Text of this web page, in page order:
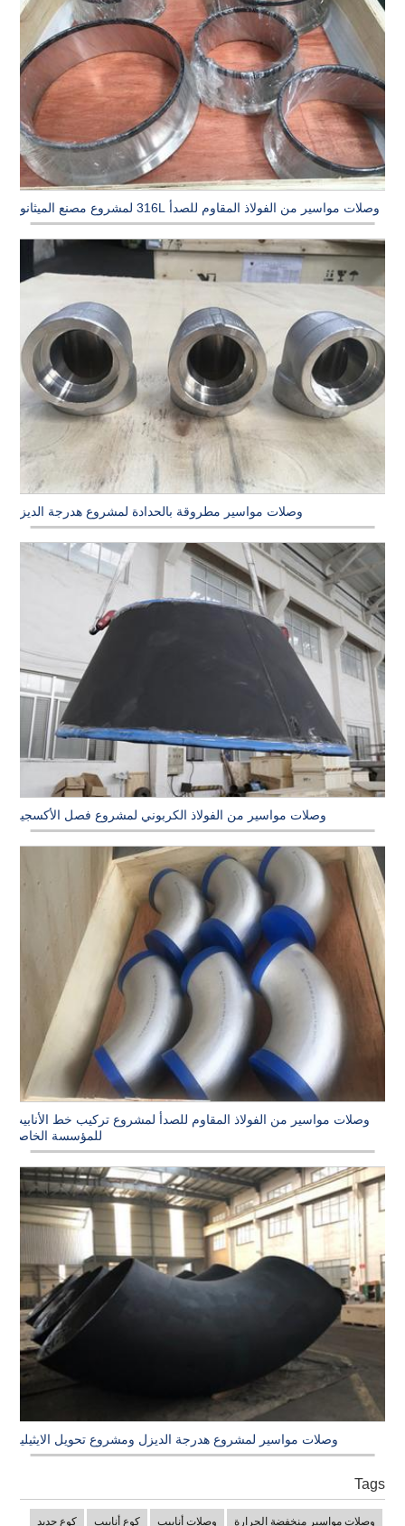
وصلات مواسير من الفولاذ المقاوم للصدأ 316L لمشروع مصنع الميثانول
وصلات مواسير مطروقة بالحدادة لمشروع هدرجة الديزل
وصلات مواسير من الفولاذ الكربوني لمشروع فصل الأكسجين
وصلات مواسير من الفولاذ المقاوم للصدأ لمشروع تركيب خط الأنابيب
للمؤسسة الخاصة
وصلات مواسير لمشروع هدرجة الديزل ومشروع تحويل الايثيلين
Tags
وصلات مواسير منخفضة الحرارة وصلات أنابيب كوع أنابيب كوع حديد